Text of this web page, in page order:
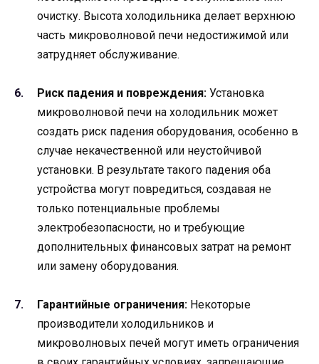
очистку. Высота холодильника делает верхнюю
часть микроволновой печи недостижимой или
затрудняет обслуживание.
Риск падения и повреждения: Установка
микроволновой печи на холодильник может
создать риск падения оборудования, особенно в
случае некачественной или неустойчивой
установки. В результате такого падения оба
устройства могут повредиться, создавая не
только потенциальные проблемы
электробезопасности, но и требующие
дополнительных финансовых затрат на ремонт
или замену оборудования.
Гарантийные ограничения: Некоторые
производители холодильников и
микроволновых печей могут иметь ограничения